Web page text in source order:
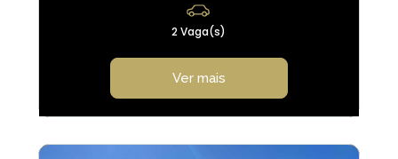
2 Vaga(s)
Ver mais